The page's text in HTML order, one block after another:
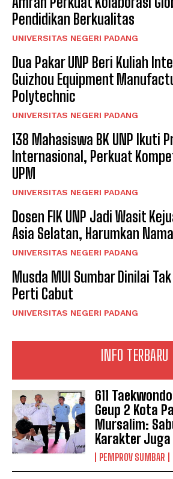
INFO TERBARU
611
Geup 2 Kota
Mursalim:
Karakter
PEMPROV SUMBAR
Pendidikan Berkualitas
UNIVERSITAS NEGERI PADANG
Dua Pakar UNP Beri Kuliah
Guizhou Equipment
Polytechnic
UNIVERSITAS NEGERI PADANG
138 Mahasiswa BK UNP Ikuti
Internasional, Perkuat
UPM
UNIVERSITAS NEGERI PADANG
Dosen FIK UNP Jadi Wasit
Asia Selatan, Harumkan
UNIVERSITAS NEGERI PADANG
Musda MUI Sumbar Dinilai
Perti Cabut
UNIVERSITAS NEGERI PADANG